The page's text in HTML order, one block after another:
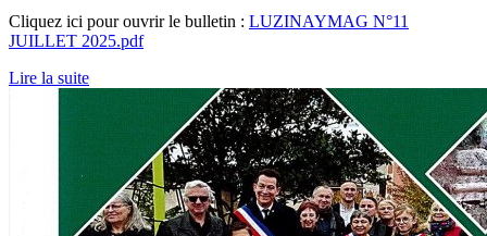
Cliquez ici pour ouvrir le bulletin : LUZINAYMAG N°11
JUILLET 2025.pdf
Lire la suite